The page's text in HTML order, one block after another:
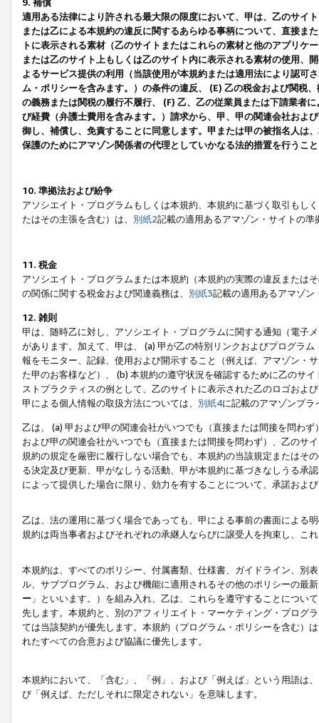
9. 補償
適用ある法律により許される最大限の限度において、甲は、乙のサイ
または乙による本規約の違反に関するあらゆる事柄について、直接ま
トに表示される素材（乙のサイトまたはこれらの素材と他のアプリ
または乙のサイト上もしくは乙のサイト内に表示される素材の使用、
よるサービス提供の利用（当該使用が本規約または適用法により認可
ム・ポリシーを含みます。）の条件の違反、 (E) 乙の税金および関税
の義務または関税の履行不履行、 (F) 乙、乙の従業員または下請業者
び経費（弁護士費用を含みます。）請求から、甲、甲の関連会社およ
御し、補償し、免責することに同意します。甲または甲の被指名人は
保護のためにアマゾン関係者の代理としていかなる法的措置を行うこ
10. 準拠法および紛争
アソシエイト・プログラムもしくは本規約、本規約に基づく取引もし
たはその主張を含む）は、 別紙2記載の適用あるアマゾン・サイトの
11. 税金
アソシエイト・プログラムまたは本規約（本規約の実際の違反または
の関係に関する税金および関連義務は、 別紙3記載の適用あるアマゾン
12. 雑則
甲は、随時乙に対し、アソシエイト・プログラムに関する通知（電子
があります。加えて、甲は、 (a) 甲が乙の特別リンクおよびプログラ
報をモニター、記録、使用および開示すること（例えば、アマゾン・
た甲のお客様など）、 (b) 本規約の遵守状況を確認するために乙のサ
ストプラクティスの例として、乙のサイトに表示された乙のロゴおよ
甲による個人情報の取扱方法については、 別紙4に記載のアマゾンプ
乙は、 (a) 甲および甲の関連会社がいつでも（直接または間接を問わ
および甲の関連会社がいつでも（直接または間接を問わず）、乙のサ
規約の規定を厳密に履行しない場合でも、本規約の当該規定またはそ
る決定及び更新、甲がなしうる活動、甲が本規約に基づきなしうる承
によって提供した場合に限り、効力を有することについて、承諾およ
乙は、法の運用に基づく場合であっても、甲による事前の書面による
規約は両当事者およびそれぞれの承継人ならびに譲受人を拘束し、こ
本規約は、すべてのポリシー、付属書類、仕様書、ガイドライン、別
ル、サブプログラム、および機能に適用されるその他のポリシーの最
ー 」といいます。）を組み入れ、乙は、これらを遵守することにつ
先します。本規約と、別のアフィリエイト・マーケティング・プログ
ては当該契約が優先します。本規約（プログラム・ポリシーを含む）
れたすべての合意および協議に優先します。
本規約において、「含む」、「例」、および「例えば」という用語は
び「例えば、ただしそれに限定されない」を意味します。